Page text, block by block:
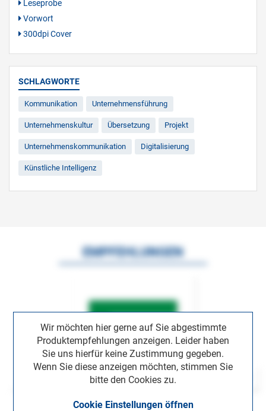
Leseprobe
Vorwort
300dpi Cover
SCHLAGWORTE
Kommunikation Unternehmensführung
Unternehmenskultur Übersetzung Projekt
Unternehmenskommunikation Digitalisierung
Künstliche Intelligenz
Wir möchten hier gerne auf Sie abgestimmte
Produktempfehlungen anzeigen. Leider haben
Sie uns hierfür keine Zustimmung gegeben.
Wenn Sie diese anzeigen möchten, stimmen Sie
bitte den Cookies zu.
Cookie Einstellungen öffnen
EMPFEHLUNGEN